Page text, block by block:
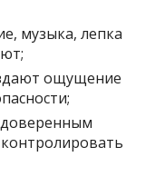
музыка, лепка
ощущение
доверенным